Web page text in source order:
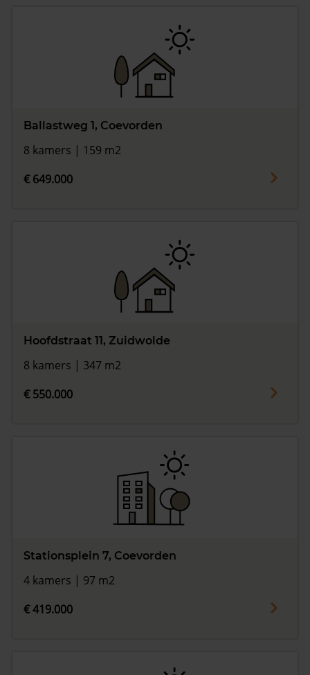
Ballastweg 1, Coevorden
8 kamers | 159 m2
€ 649.000
Hoofdstraat 11, Zuidwolde
8 kamers | 347 m2
€ 550.000
Stationsplein 7, Coevorden
4 kamers | 97 m2
€ 419.000